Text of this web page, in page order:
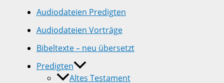
Audiodateien Predigten
Audiodateien Vorträge
Bibeltexte – neu übersetzt
Predigten
Altes Testament